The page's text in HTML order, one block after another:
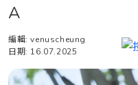
A
編輯: venuscheung
日期: 16.07.2025